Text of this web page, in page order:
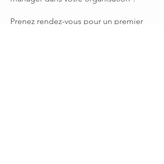
Prenez rendez-vous pour un premier